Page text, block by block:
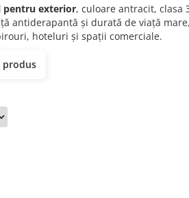
pentru exterior, culoare antracit, clasa
antiderapantă și durată de viață mare,
hoteluri și spații comerciale.
produs